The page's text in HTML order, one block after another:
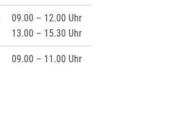
09.00 – 12.00 Uhr
13.00 – 15.30 Uhr
09.00 – 11.00 Uhr